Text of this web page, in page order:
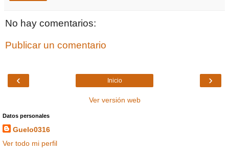
No hay comentarios:
Publicar un comentario
‹ ›
Inicio
Ver versión web
Datos personales
Guelo0316
Ver todo mi perfil